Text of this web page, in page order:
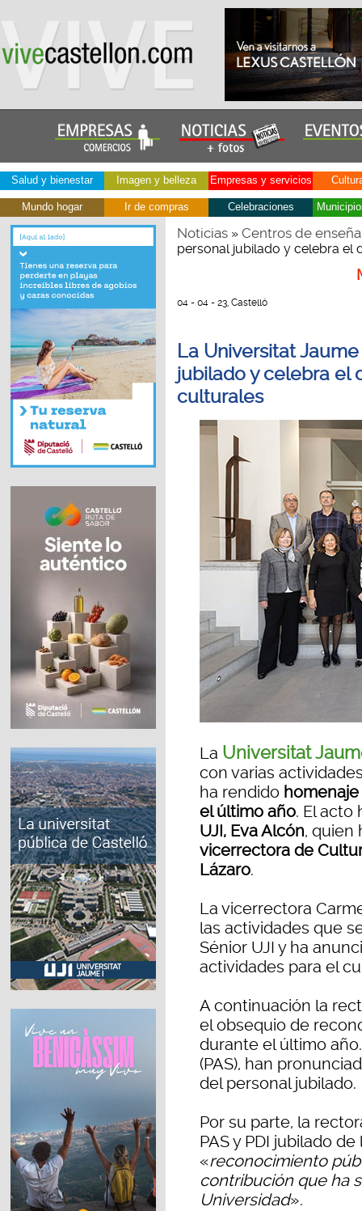
Salud y bienestar Imagen y belleza Empresas y servicios
Mundo hogar Ir de compras Celebraciones
Noticias» Centros de
personal jubilado y celebra el
04 - 04 - 23, Castelló
La Universitat
jubilado y celebra el
culturales
La Universitat
con varias
ha rendido
el último año. El acto
UJI, Eva Alcón, quien
vicerrectora de
Lázaro.
La vicerrectora
las actividades que
Sénior UJI y ha
actividades para el
A continuación la
el obsequio de
durante el último año.
(PAS), han
del personal jubilado.
Por su parte, la
PAS y PDI jubilado
«reconocimiento
contribución que ha
Universidad».